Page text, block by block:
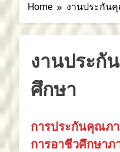
Home งานประกัน
งานประกั
ศึกษา
การประกันคุณภ
การอาชีวศึกษาภ